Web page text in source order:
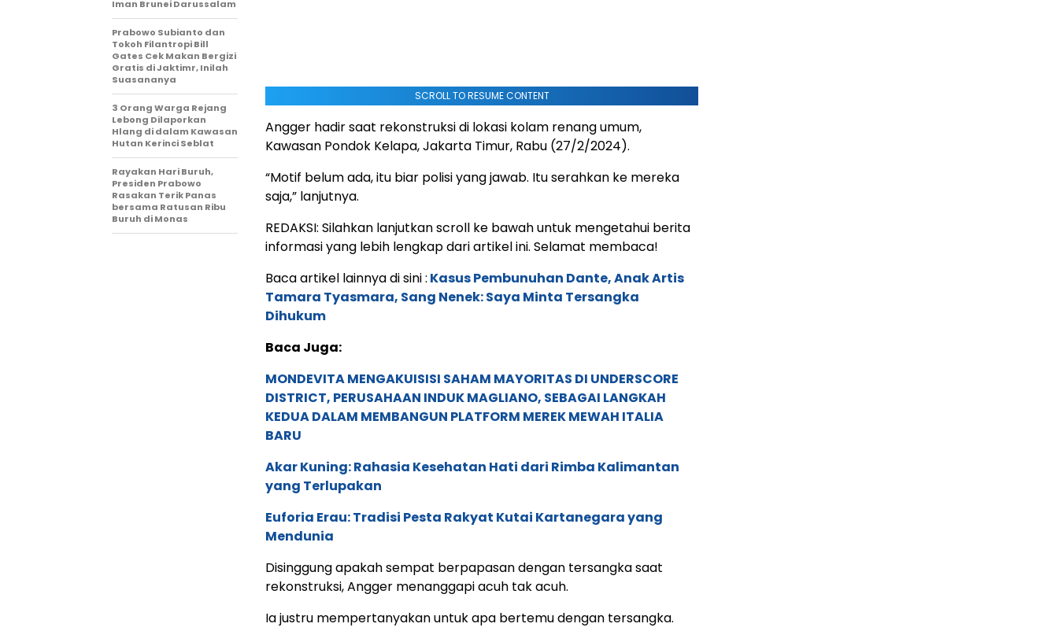
SCROLL TO RESUME CONTENT
Angger hadir saat rekonstruksi di lokasi kolam renang umum,
Kawasan Pondok Kelapa, Jakarta Timur, Rabu (27/2/2024).
“Motif belum ada, itu biar polisi yang jawab. Itu serahkan ke mereka
saja,” lanjutnya.
REDAKSI: Silahkan lanjutkan scroll ke bawah untuk mengetahui berita
informasi yang lebih lengkap dari artikel ini. Selamat membaca!
Baca artikel lainnya di sini : Kasus Pembunuhan Dante, Anak Artis
Tamara Tyasmara, Sang Nenek: Saya Minta Tersangka
Dihukum
Baca Juga:
MONDEVITA MENGAKUISISI SAHAM MAYORITAS DI UNDERSCORE
DISTRICT, PERUSAHAAN INDUK MAGLIANO, SEBAGAI LANGKAH
KEDUA DALAM MEMBANGUN PLATFORM MEREK MEWAH ITALIA
BARU
Akar Kuning: Rahasia Kesehatan Hati dari Rimba Kalimantan
yang Terlupakan
Euforia Erau: Tradisi Pesta Rakyat Kutai Kartanegara yang
Mendunia
Disinggung apakah sempat berpapasan dengan tersangka saat
rekonstruksi, Angger menanggapi acuh tak acuh.
Ia justru mempertanyakan untuk apa bertemu dengan tersangka.
Iman Brunei Darussalam
Prabowo Subianto dan
Tokoh Filantropi Bill
Gates Cek Makan Bergizi
Gratis di Jaktimr, Inilah
Suasananya
3 Orang Warga Rejang
Lebong Dilaporkan
Hlang di dalam Kawasan
Hutan Kerinci Seblat
Rayakan Hari Buruh,
Presiden Prabowo
Rasakan Terik Panas
bersama Ratusan Ribu
Buruh di Monas